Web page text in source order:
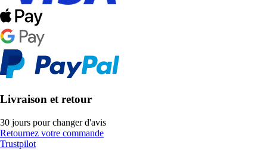
Livraison et retour
30 jours pour changer d'avis
Retournez votre commande
Trustpilot